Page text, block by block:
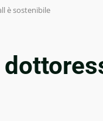
è sostenibile